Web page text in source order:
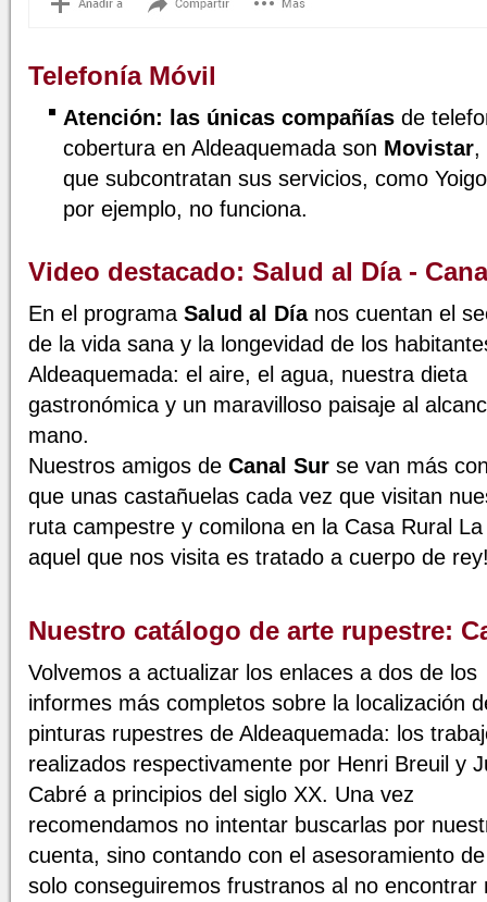
Telefonía Móvil
Atención: las únicas compañías de
cobertura en Aldeaquemada son Movistar,
que subcontratan sus servicios, como
por ejemplo, no funciona.
Video destacado: Salud al Día -
En el programa Salud al Díanos cuentan el
de la vida sana y la longevidad de los
Aldeaquemada: el aire, el agua, nuestra dieta
gastronómica y un maravilloso paisaje al
mano.
Nuestros amigos de Canal Sur se van más
que unas castañuelas cada vez que visitan
ruta campestre y comilona en la Casa Rural
aquel que nos visita es tratado a cuerpo de
Nuestro catálogo de arte rupestre:
Volvemos a actualizar los enlaces a dos de los
informes más completos sobre la localización
pinturas rupestres de Aldeaquemada: los
realizados respectivamente por Henri Breuil y
Cabré a principios del siglo XX. Una vez
recomendamos no intentar buscarlas por
cuenta, sino contando con el asesoramiento
solo conseguiremos frustranos al no encontrar